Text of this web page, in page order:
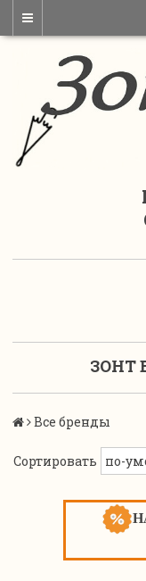
МСК:
СПБ:
ЗОНТ
Все бренды
Сортировать